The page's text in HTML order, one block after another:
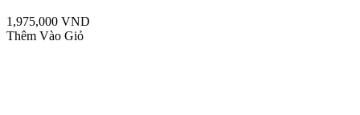
1,975,000 VND
Thêm Vào Giỏ